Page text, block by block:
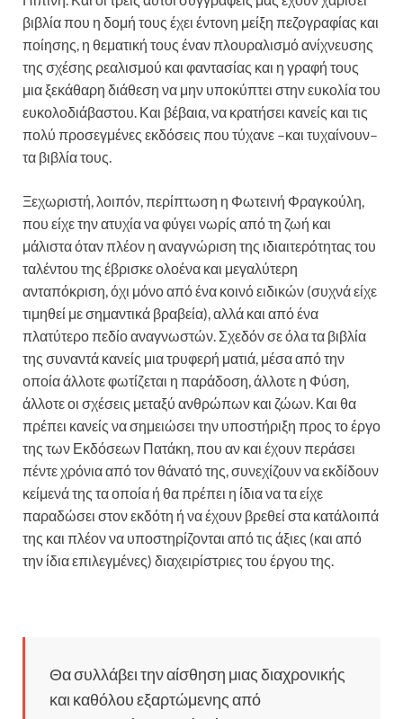
βιβλία που η δομή τους έχει έντονη μείξη πεζογραφίας και
ποίησης, η θεματική τους έναν πλουραλισμό ανίχνευσης
της σχέσης ρεαλισμού και φαντασίας και η γραφή τους
μια ξεκάθαρη διάθεση να μην υποκύπτει στην ευκολία του
ευκολοδιάβαστου. Και βέβαια, να κρατήσει κανείς και τις
πολύ προσεγμένες εκδόσεις που τύχανε –και τυχαίνουν–
τα βιβλία τους.
Ξεχωριστή, λοιπόν, περίπτωση η Φωτεινή Φραγκούλη,
που είχε την ατυχία να φύγει νωρίς από τη ζωή και
μάλιστα όταν πλέον η αναγνώριση της ιδιαιτερότητας του
ταλέντου της έβρισκε ολοένα και μεγαλύτερη
ανταπόκριση, όχι μόνο από ένα κοινό ειδικών (συχνά είχε
τιμηθεί με σημαντικά βραβεία), αλλά και από ένα
πλατύτερο πεδίο αναγνωστών. Σχεδόν σε όλα τα βιβλία
της συναντά κανείς μια τρυφερή ματιά, μέσα από την
οποία άλλοτε φωτίζεται η παράδοση, άλλοτε η Φύση,
άλλοτε οι σχέσεις μεταξύ ανθρώπων και ζώων. Και θα
πρέπει κανείς να σημειώσει την υποστήριξη προς το έργο
της των Εκδόσεων Πατάκη, που αν και έχουν περάσει
πέντε χρόνια από τον θάνατό της, συνεχίζουν να εκδίδουν
κείμενά της τα οποία ή θα πρέπει η ίδια να τα είχε
παραδώσει στον εκδότη ή να έχουν βρεθεί στα κατάλοιπά
της και πλέον να υποστηρίζονται από τις άξιες (και από
την ίδια επιλεγμένες) διαχειρίστριες του έργου της.
Θα συλλάβει την αίσθηση μιας διαχρονικής
και καθόλου εξαρτώμενης από